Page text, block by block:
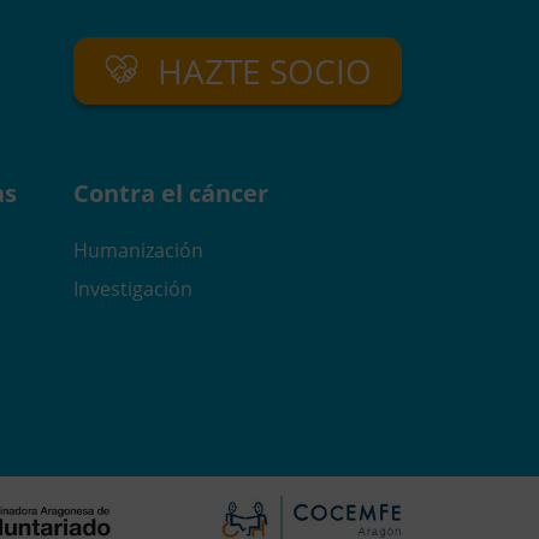
HAZTE SOCIO
Contra el cáncer
Humanización
Investigación